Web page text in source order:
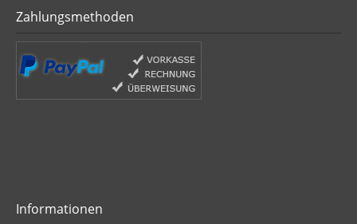
Zahlungsmethoden
Informationen